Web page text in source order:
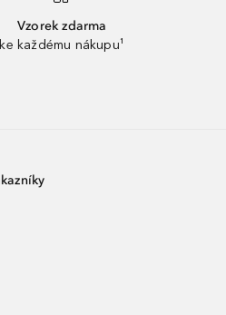
Vzorek zdarma
ke každému nákupu¹